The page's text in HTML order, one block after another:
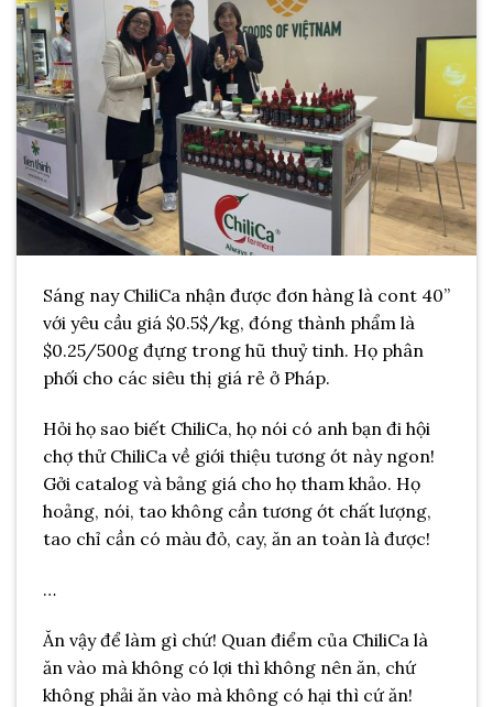
Sáng nay ChiliCa nhận được đơn hàng là cont 40”
với yêu cầu giá $0.5$/kg, đóng thành phẩm là
$0.25/500g đựng trong hũ thuỷ tinh. Họ phân
phối cho các siêu thị giá rẻ ở Pháp.
Hỏi họ sao biết ChiliCa, họ nói có anh bạn đi hội
chợ thử ChiliCa về giới thiệu tương ớt này ngon!
Gởi catalog và bảng giá cho họ tham khảo. Họ
hoảng, nói, tao không cần tương ớt chất lượng,
tao chỉ cần có màu đỏ, cay, ăn an toàn là được!
…
Ăn vậy để làm gì chứ! Quan điểm của ChiliCa là
ăn vào mà không có lợi thì không nên ăn, chứ
không phải ăn vào mà không có hại thì cứ ăn!